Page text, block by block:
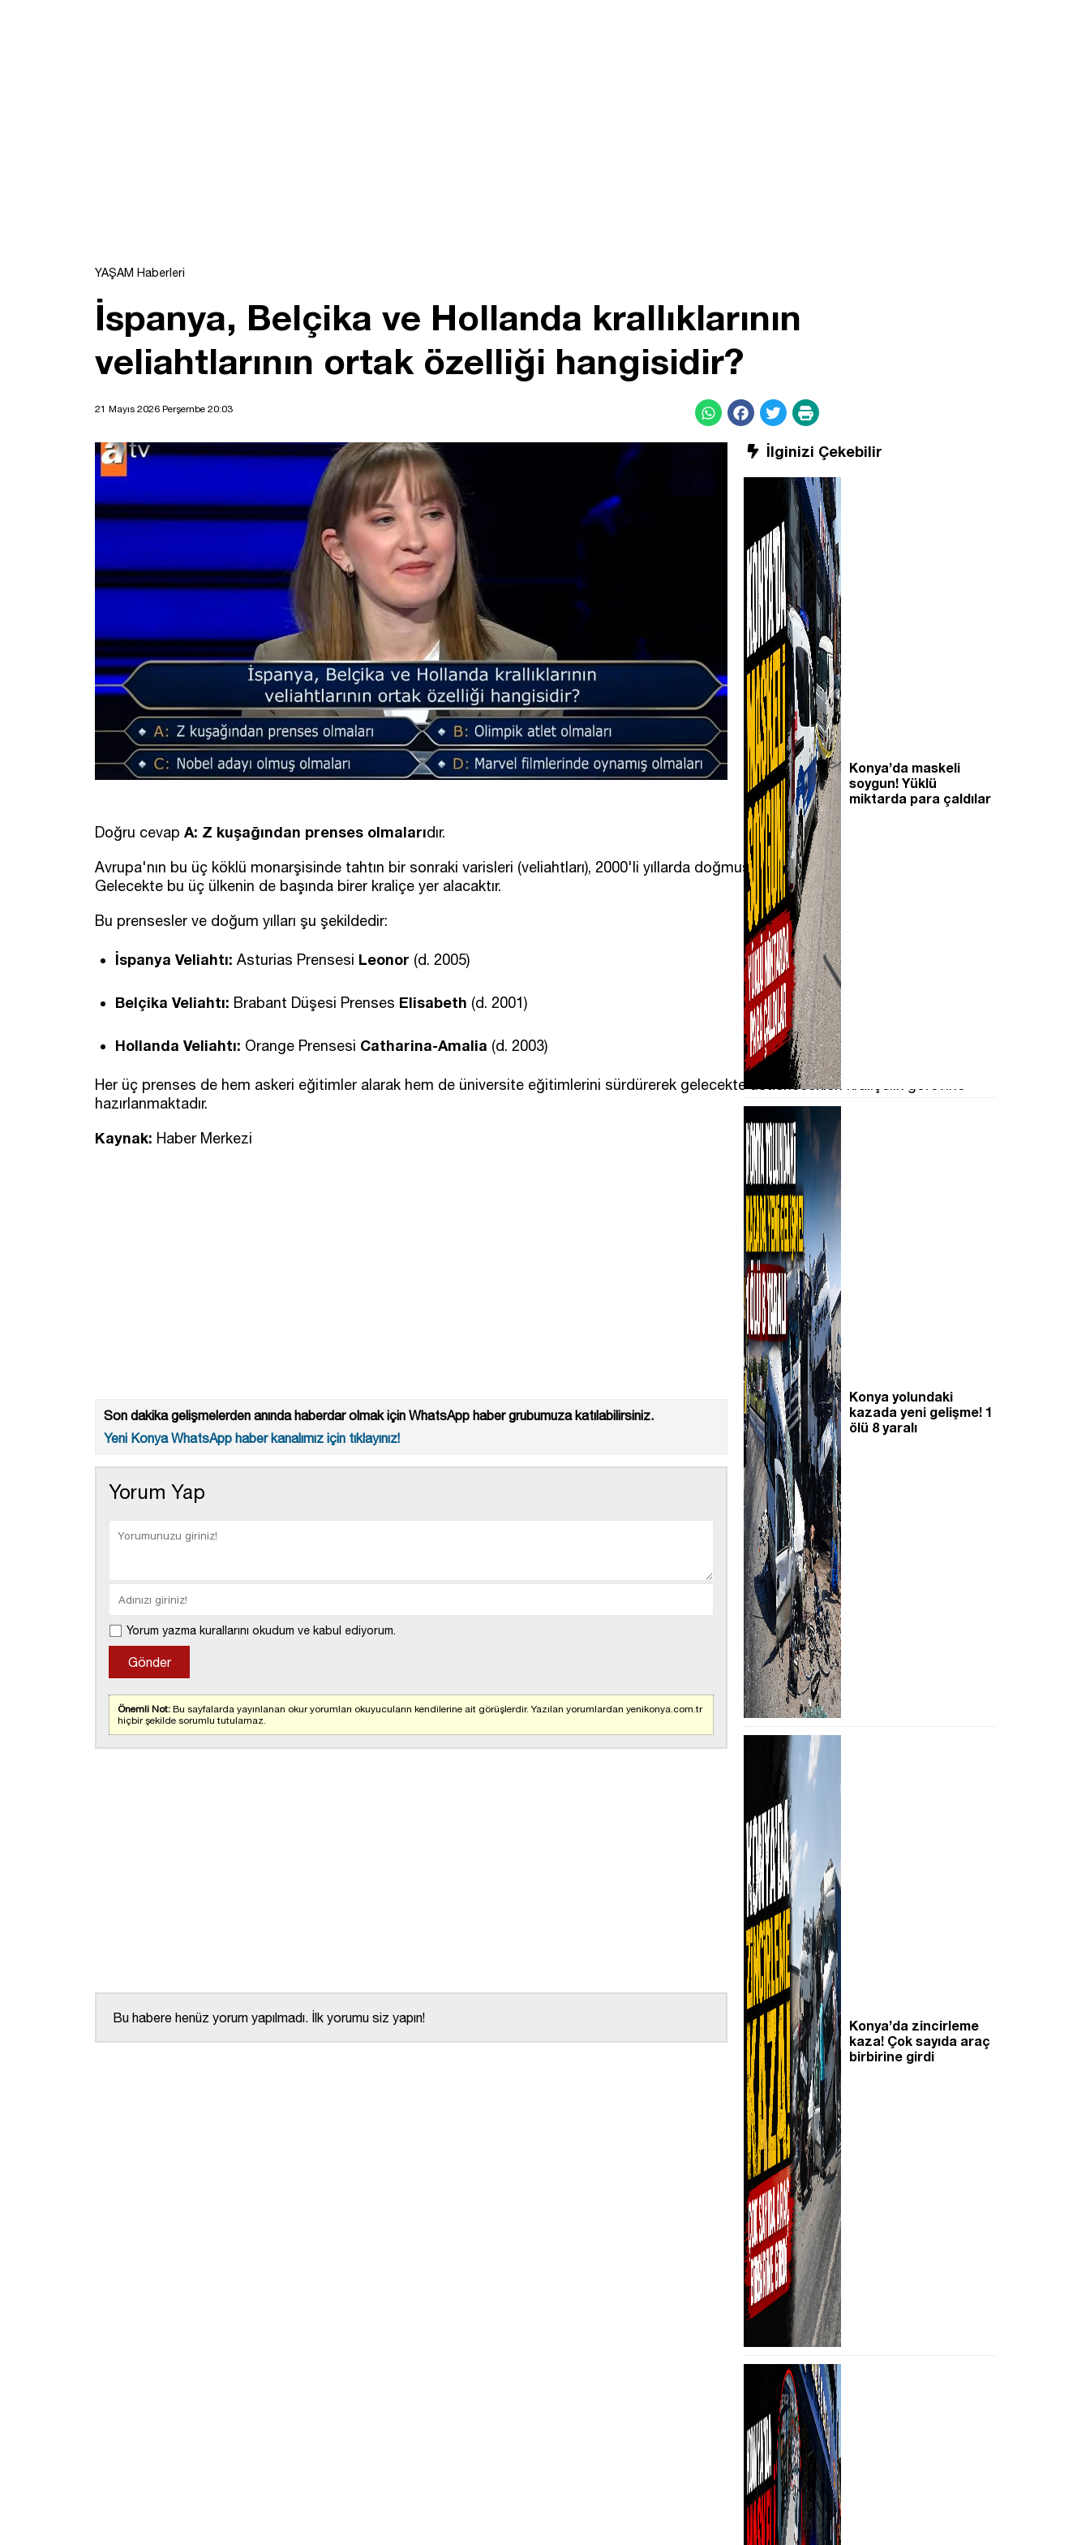
YAŞAM Haberleri
İspanya, Belçika ve Hollanda krallıklarının
veliahtlarının ortak özelliği hangisidir?
21 Mayıs 2026 Perşembe 20:03
Doğru cevap A: Z kuşağından prenses olmalarıdır.
Avrupa'nın bu üç köklü monarşisinde tahtın bir sonraki varisleri (veliahtları), 2000'li yıllarda doğmuş (Z kuşağı) genç kadınlardır.
Gelecekte bu üç ülkenin de başında birer kraliçe yer alacaktır.
Bu prensesler ve doğum yılları şu şekildedir:
İspanya Veliahtı: Asturias Prensesi Leonor (d. 2005)
Belçika Veliahtı: Brabant Düşesi Prenses Elisabeth (d. 2001)
Hollanda Veliahtı: Orange Prensesi Catharina-Amalia (d. 2003)
Her üç prenses de hem askeri eğitimler alarak hem de üniversite eğitimlerini sürdürerek gelecekte üstlenecekleri kraliçelik görevine
hazırlanmaktadır.
Kaynak: Haber Merkezi
Son dakika gelişmelerden anında haberdar olmak için WhatsApp haber grubumuza katılabilirsiniz.
Yeni Konya WhatsApp haber kanalımız için tıklayınız!
Yorum Yap
Yorum yazma kurallarını okudum ve kabul ediyorum.
Önemli Not: Bu sayfalarda yayınlanan okur yorumları okuyucuların kendilerine ait görüşlerdir. Yazılan yorumlardan yenikonya.com.tr
hiçbir şekilde sorumlu tutulamaz.
Bu habere henüz yorum yapılmadı. İlk yorumu siz yapın!
İlginizi Çekebilir
Konya’da maskeli
soygun! Yüklü
miktarda para çaldılar
Konya yolundaki
kazada yeni gelişme! 1
ölü 8 yaralı
Konya’da zincirleme
kaza! Çok sayıda araç
birbirine girdi